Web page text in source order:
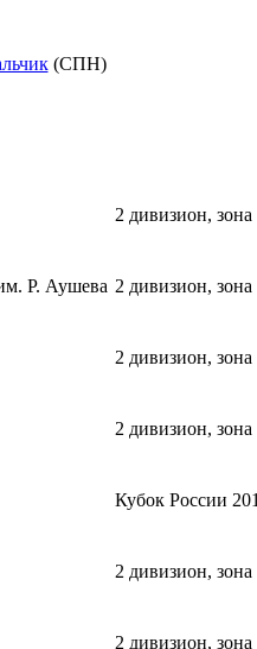
(СПН)
2 дивизион,
Р. Аушева 2 дивизион,
2 дивизион,
2 дивизион,
Кубок России
2 дивизион,
2 дивизион,